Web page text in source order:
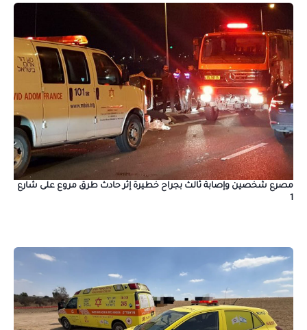
مصرع شخصين وإصابة ثالث بجراح خطيرة إثر حادث طرق مروع على شارع
1